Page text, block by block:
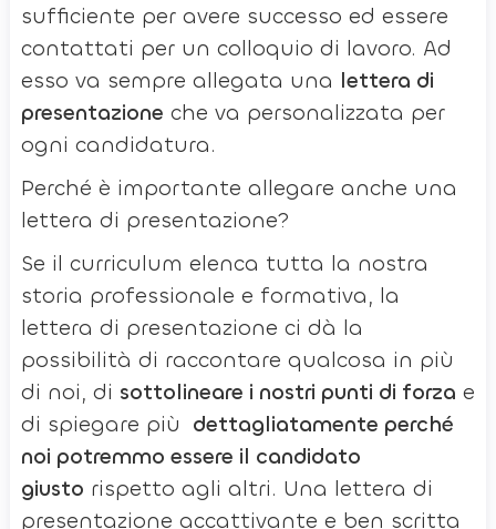
sufficiente per avere successo ed essere
contattati per un colloquio di lavoro. Ad
esso va sempre allegata una lettera di
presentazione che va personalizzata per
ogni candidatura.
Perché è importante allegare anche una
lettera di presentazione?
Se il curriculum elenca tutta la nostra
storia professionale e formativa, la
lettera di presentazione ci dà la
possibilità di raccontare qualcosa in più
di noi, di sottolineare i nostri punti di forza e
di spiegare più dettagliatamente perché
noi potremmo essere il candidato
giusto rispetto agli altri. Una lettera di
presentazione accattivante e ben scritta